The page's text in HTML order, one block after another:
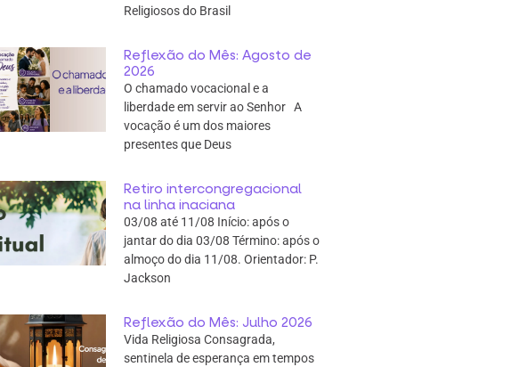
Religiosos do Brasil
Reflexão do Mês: Agosto de
2026
O chamado vocacional e a
liberdade em servir ao Senhor A
vocação é um dos maiores
presentes que Deus
Retiro intercongregacional
na linha inaciana
03/08 até 11/08 Início: após o
jantar do dia 03/08 Término: após o
almoço do dia 11/08. Orientador: P.
Jackson
Reflexão do Mês: Julho 2026
Vida Religiosa Consagrada,
sentinela de esperança em tempos